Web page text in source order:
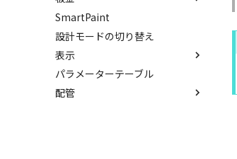
隙間チェック
再生成
表示を再作成
抑制[非表示]
ゴーストパーツに設定
シェイプを合体
メッシュサーフェス
面間フィレット
凝固
縫合
パッチ
点
楕円
スプライン
らせん
サーフェス上のスプライン
動的フィレット
配列
ミラー
軸でミラー
回転
交差曲線
投影曲線
曲線をラップ
アイソパラメトリック曲線
ブリッジ曲線
面を削除
面をマッチ
面をオフセット
面の半径を編集
面を分割
展開/展開解除
ロフト
スケッチベンドの作成
切り抜き
成形ツール
SmartPaint
設計モードの切り替え
表示
スポイトへ抽出
今すぐレンダリング
パラメーターテーブル
配管